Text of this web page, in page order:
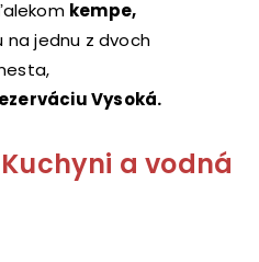
kempe,
na jednu z dvoch
Vysoká.
a vodná